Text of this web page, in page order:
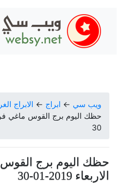
ويب سي ← ابراج ← الابراج
30
حظك اليوم برج
الاربعاء 2019-01-30